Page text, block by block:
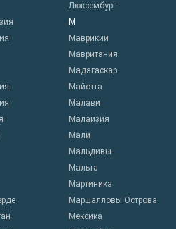
Люксембург
М
Маврикий
Мавритания
Мадагаскар
Майотта
Малави
Малайзия
Мали
Мальдивы
Мальта
Мартиника
Маршалловы Острова
Мексика